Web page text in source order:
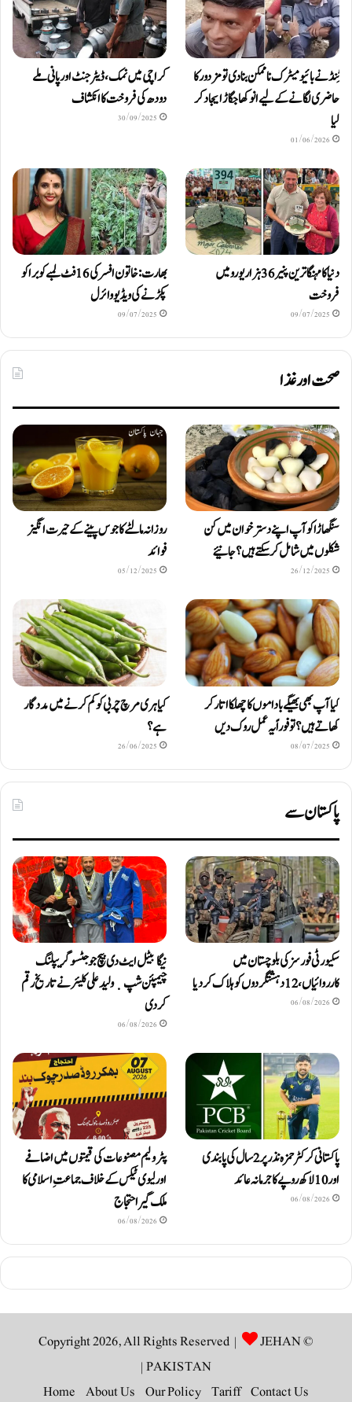
ٹِنڈ نے بائیومیٹرک ناممکن بنا دی تو مزدور کا
حاضری لگانے کے لیے انوکھا جگاڑ ایجاد کر
لیا
01/06/2026
کراچی میں نمک، ڈیٹرجنٹ اور پانی ملے
دودھ کی فروخت کا انکشاف
30/09/2025
دنیا کا مہنگا ترین پنیر 36 ہزار یورو میں
فروخت
09/07/2025
بھارت: خاتون افسر کی 16 فٹ لمبے کوبرا کو
پکڑنے کی ویڈیو وائرل
09/07/2025
صحت اور غذا
سنگھاڑا کو آپ اپنے دستر خوان میں کن
شکلوں میں شامل کرسکتے ہیں ؟ جانیئے
26/12/2025
روزانہ مالٹے کا جوس پینے کے حیرت انگیز
فوائد
05/12/2025
کیا آپ بھی بھیگے باداموں کا چھلکا اتار کر
کھاتے ہیں؟ تو فوراً یہ عمل روک دیں
08/07/2025
کیا ہری مرچ چربی کو کم کرنے میں مددگار
ہے؟
26/06/2025
پاکستان سے
سکیورٹی فورسز کی بلوچستان میں
کارروائیاں، 12 دہشتگردوں کو ہلاک کردیا
06/08/2026
نیگا بیٹل ایٹ دی بیچ جوجٹسو گریپلنگ
چیمپئن شپ ٜ ولید علی کلیئر نے تاریخ رقم
کر دی
06/08/2026
پاکستانی کرکٹر حمزہ نذر پر 2 سال کی پابندی
اور 10 لاکھ روپےکا جرمانہ عائد
06/08/2026
پٹرولیم مصنوعات کی قیمتوں میں اضافے
اور لیوی ٹیکس کے خلاف جماعتِ اسلامی کا
ملک گیر احتجاج
06/08/2026
© Copyright 2026, All Rights Reserved |
JEHAN
PAKISTAN
|
Contact Us
Tariff
Our Policy
About Us
Home